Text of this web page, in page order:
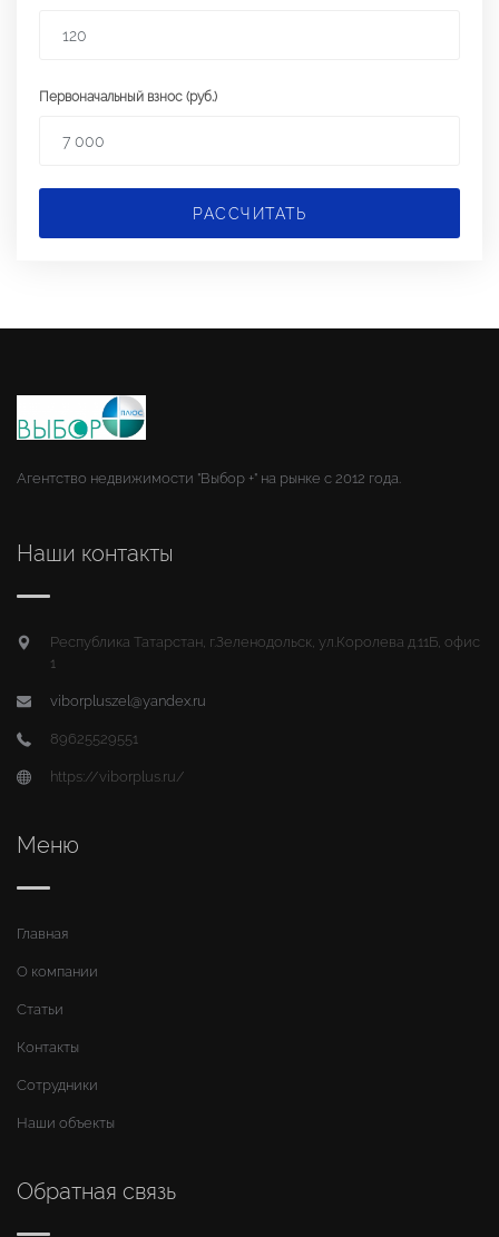
Первоначальный взнос (руб.)
РАССЧИТАТЬ
Агентство недвижимости "Выбор +" на рынке с 2012 года.
Наши контакты
Республика Татарстан, г.Зеленодольск, ул.Королева д.11Б, офис
1
viborpluszel@yandex.ru
89625529551
https://viborplus.ru/
Меню
Главная
О компании
Статьи
Контакты
Сотрудники
Наши объекты
Обратная связь